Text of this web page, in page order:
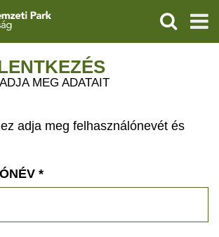
KERESÉS
MEG ADATAIT
adja meg felhasználónevét és
*